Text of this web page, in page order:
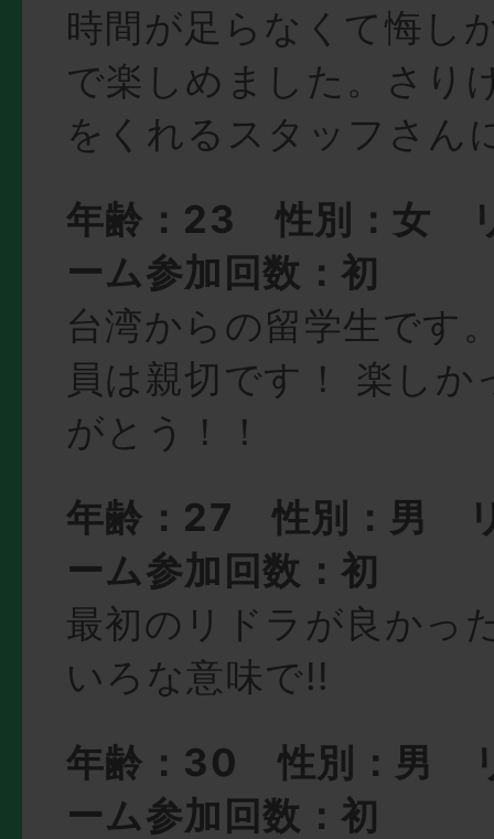
時間が足らなくて悔し
で楽しめました。さり
をくれるスタッフさん
年齢：23 性別：女
ーム参加回数：初
台湾からの留学生です
員は親切です！ 楽し
がとう！！
年齢：27 性別：男
ーム参加回数：初
最初のリドラが良かっ
いろな意味で!!
年齢：30 性別：男
ーム参加回数：初